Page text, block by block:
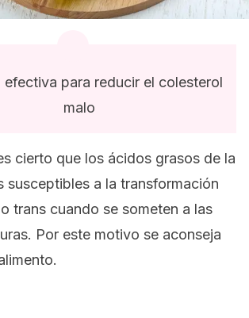
efectiva para reducir el colesterol
malo
cierto que los ácidos grasos de la
susceptibles a la transformación
trans cuando se someten a las
Por este motivo se aconseja